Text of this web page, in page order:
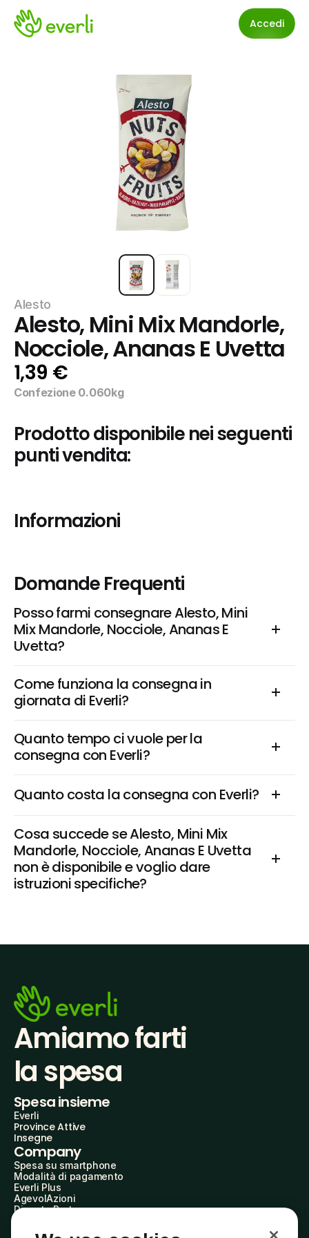
Accedi
Alesto
Alesto, Mini Mix Mandorle,
Nocciole, Ananas E Uvetta
1,39 €
Confezione 0.060kg
Prodotto disponibile nei seguenti
punti vendita:
Informazioni
Domande Frequenti
Posso farmi consegnare Alesto, Mini
Mix Mandorle, Nocciole, Ananas E
Uvetta?
Come funziona la consegna in
giornata di Everli?
Quanto tempo ci vuole per la
consegna con Everli?
Quanto costa la consegna con Everli?
Cosa succede se Alesto, Mini Mix
Mandorle, Nocciole, Ananas E Uvetta
non è disponibile e voglio dare
istruzioni specifiche?
Amiamo farti
la spesa
Spesa insieme
Everli
Province Attive
Insegne
Company
Spesa su smartphone
Modalità di pagamento
Everli Plus
AgevolAzioni
Diventa Partner
Everli Shoppers